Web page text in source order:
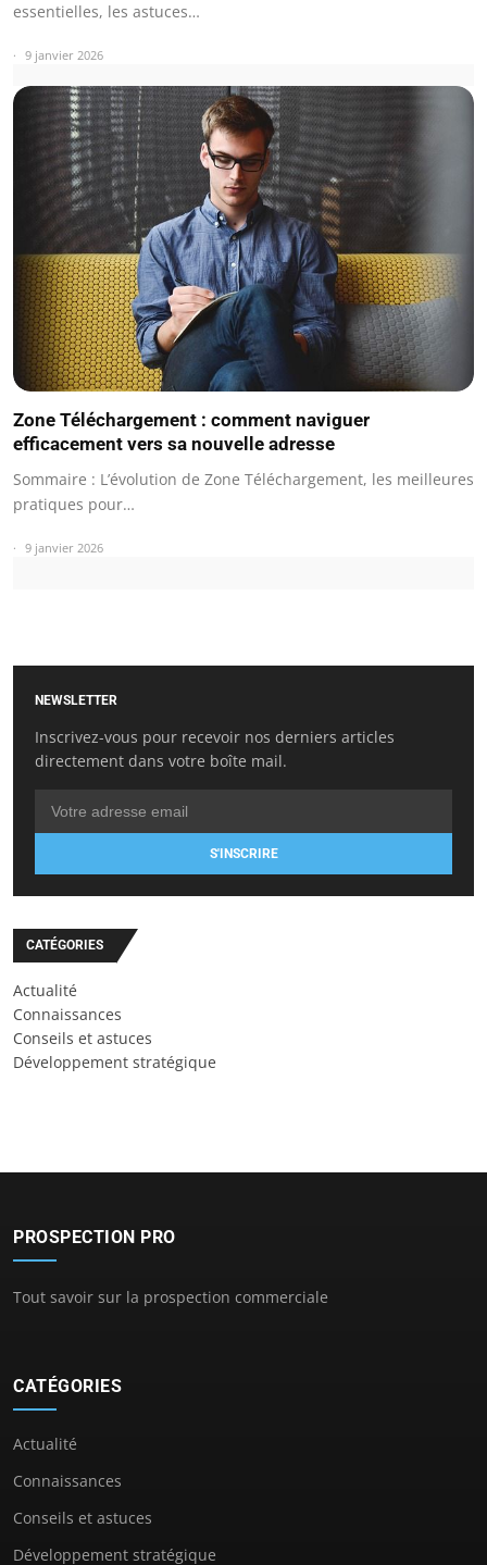
essentielles, les astuces…
9 janvier 2026
Zone Téléchargement : comment naviguer
efficacement vers sa nouvelle adresse
Sommaire : L’évolution de Zone Téléchargement, les meilleures
pratiques pour…
9 janvier 2026
NEWSLETTER
Inscrivez-vous pour recevoir nos derniers articles
directement dans votre boîte mail.
S'INSCRIRE
CATÉGORIES
Actualité
Connaissances
Conseils et astuces
Développement stratégique
PROSPECTION PRO
Tout savoir sur la prospection commerciale
CATÉGORIES
Actualité
Connaissances
Conseils et astuces
Développement stratégique